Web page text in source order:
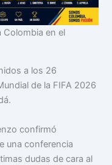
Colombia en el
a los 26
de la FIFA 2026
confirmó
una conferencia
dudas de cara al